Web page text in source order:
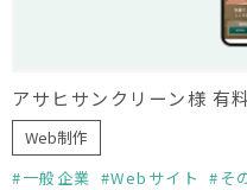
Web制作
一般企業
Webサイト
そ